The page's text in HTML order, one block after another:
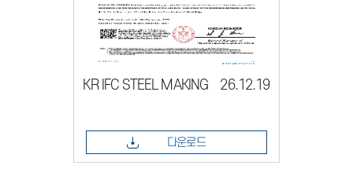
KR IFC STEEL MAKING 26.12.19
다운로드